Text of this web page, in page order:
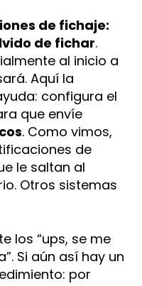
de fichaje:
de fichar.
al inicio a
Aquí la
configura el
que envíe
. Como vimos,
de
le saltan al
Otros sistemas
los “ups, se me
Si aún así hay un
por